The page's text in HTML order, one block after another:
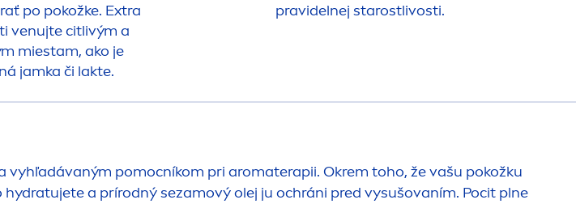
po pokožke. Extra
venujte citlivým a
miestam, ako je
jamka či lakte.
pravidelnej starostlivosti.
pomocníkom pri aromaterapii. Okrem toho, že vašu pokožku
hydratujete a prírodný sezamový olej ju ochráni pred vysušovaním. Pocit plne